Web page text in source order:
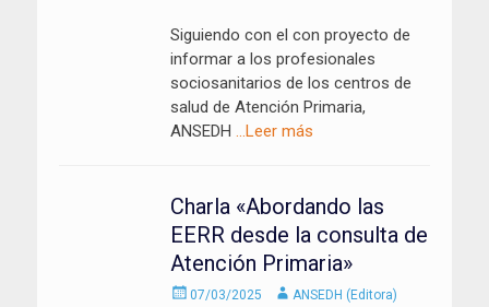
Siguiendo con el con proyecto de
informar a los profesionales
sociosanitarios de los centros de
salud de Atención Primaria,
ANSEDH …Leer más
Charla «Abordando las
EERR desde la consulta de
Atención Primaria»
Enviado
07/03/2025 AutorANSEDH (Editora)